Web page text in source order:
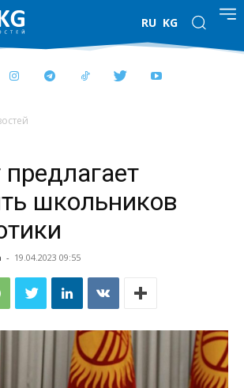
RU KG
школьников
- 19.04.2023 09:55